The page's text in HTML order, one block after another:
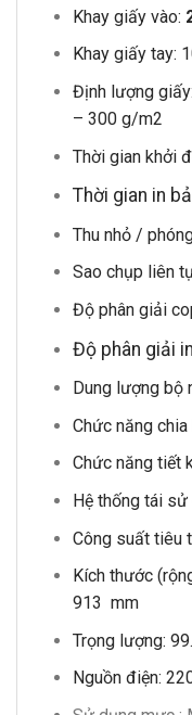
Khay giấy vào:
Khay giấy tay:
Định lượng
– 300 g/m2
Thời gian khởi
Thời gian in
Thu nhỏ /
Sao chụp liên
Độ phân giải
Độ phân giải
Dung lượng bộ
Chức năng
Chức năng tiết
Hệ thống tái
Công suất tiêu
Kích thước
913 mm
Trọng lượng:
Nguồn điện: